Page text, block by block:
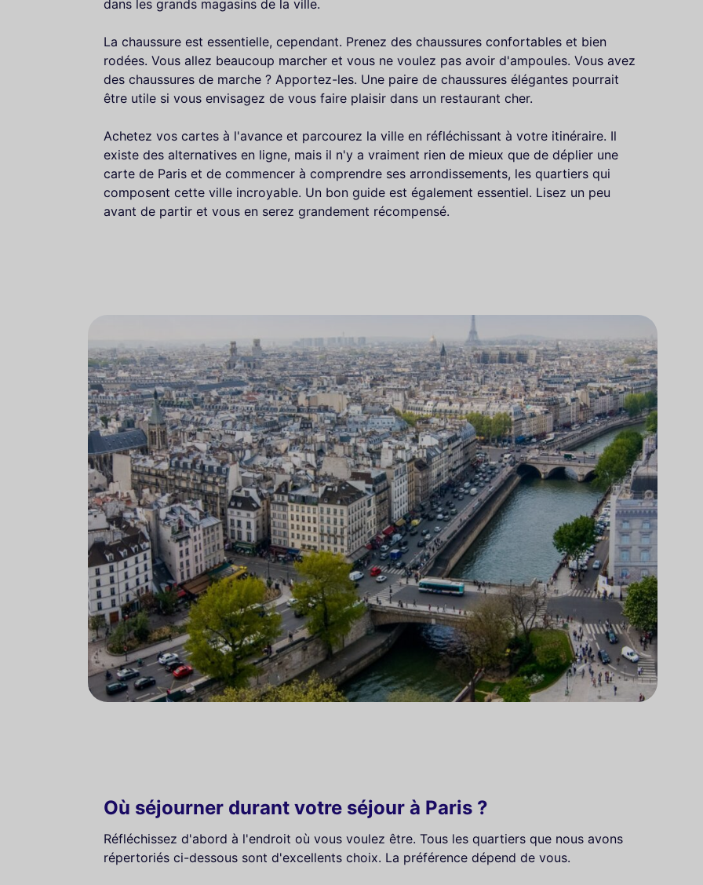
dans les grands magasins de la ville.
La chaussure est essentielle, cependant. Prenez des chaussures confortables et bien
rodées. Vous allez beaucoup marcher et vous ne voulez pas avoir d'ampoules. Vous avez
des chaussures de marche ? Apportez-les. Une paire de chaussures élégantes pourrait
être utile si vous envisagez de vous faire plaisir dans un restaurant cher.
Achetez vos cartes à l'avance et parcourez la ville en réfléchissant à votre itinéraire. Il
existe des alternatives en ligne, mais il n'y a vraiment rien de mieux que de déplier une
carte de Paris et de commencer à comprendre ses arrondissements, les quartiers qui
composent cette ville incroyable. Un bon guide est également essentiel. Lisez un peu
avant de partir et vous en serez grandement récompensé.
Où séjourner durant votre séjour à Paris ?
Réfléchissez d'abord à l'endroit où vous voulez être. Tous les quartiers que nous avons
répertoriés ci-dessous sont d'excellents choix. La préférence dépend de vous.